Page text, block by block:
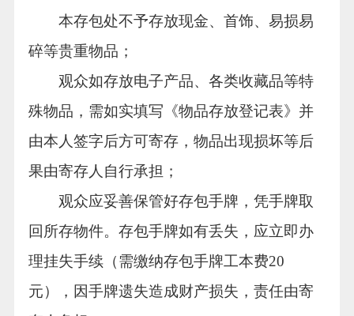
本存包处不予存放现金、首饰、易损易
碎等贵重物品；
观众如存放电子产品、各类收藏品等特
殊物品，需如实填写《物品存放登记表》并
由本人签字后方可寄存，物品出现损坏等后
果由寄存人自行承担；
观众应妥善保管好存包手牌，凭手牌取
回所存物件。存包手牌如有丢失，应立即办
理挂失手续（需缴纳存包手牌工本费20
元），因手牌遗失造成财产损失，责任由寄